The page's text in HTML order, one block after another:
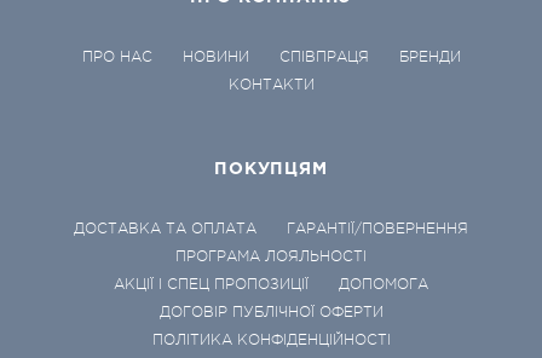
ПРО НАС НОВИНИ СПІВПРАЦЯ
БРЕНДИ
КОНТАКТИ
ПОКУПЦЯМ
ДОСТАВКА ТА ОПЛАТА
ГАРАНТІЇ/ПОВЕРНЕННЯ
ПРОГРАМА ЛОЯЛЬНОСТІ
АКЦІЇ І СПЕЦ ПРОПОЗИЦІЇ
ДОПОМОГА
ДОГОВІР ПУБЛІЧНОЇ ОФЕРТИ
ПОЛІТИКА КОНФІДЕНЦІЙНОСТІ